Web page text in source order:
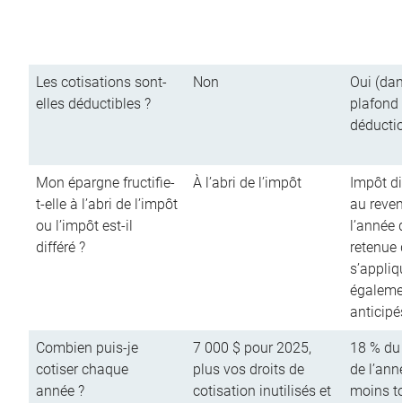
Les cotisations sont-
elles déductibles ?
Non
Oui
plafond
Mon épargne fructifie-
t-elle à l’abri de l’impôt
ou l’impôt est-il
différé ?
À l’abri de l’impôt
Impôt
au
retenue
Combien puis-je
cotiser chaque
année ?
7 000 $ pour 2025,
plus vos droits de
cotisation inutilisés et
18 %
de
moins